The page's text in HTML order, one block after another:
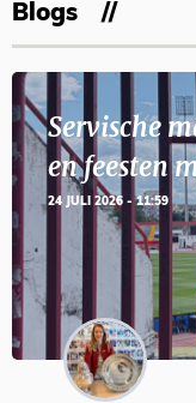
Blogs
Servische
en feesten
24 JULI 2026 - 11:59